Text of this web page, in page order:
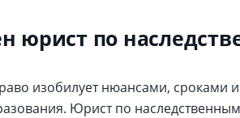
юрист по
изобилует нюансами,
Юрист по